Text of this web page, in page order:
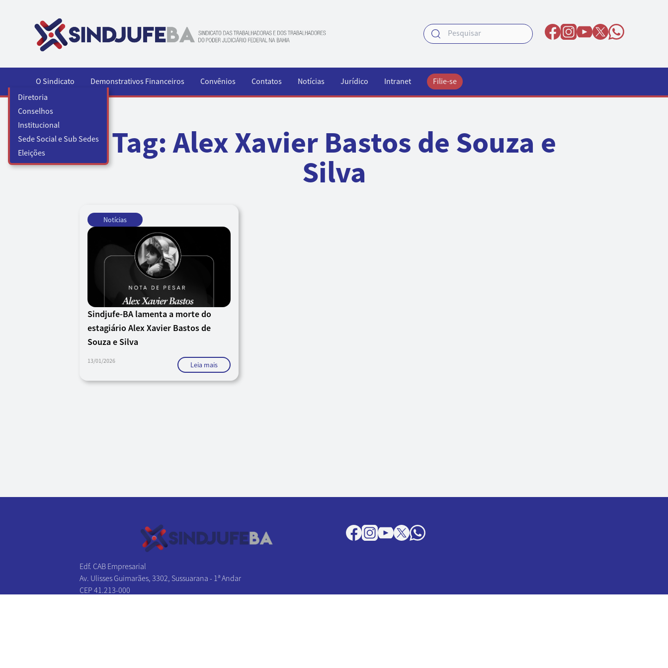
O Sindicato
Diretoria
Conselhos
Institucional
Sede Social e Sub Sedes
Eleições
Demonstrativos Financeiros Convênios Contatos Notícias Jurídico Intranet Filie-se
Tag:Alex Xavier Bastos de Souza e
Silva
Notícias
Sindjufe-BA lamenta a morte do
estagiário Alex Xavier Bastos de
Souza e Silva
13/01/2026 Leia mais
Edf. CAB Empresarial
Av. Ulisses Guimarães, 3302, Sussuarana - 1ª Andar
CEP 41.213-000